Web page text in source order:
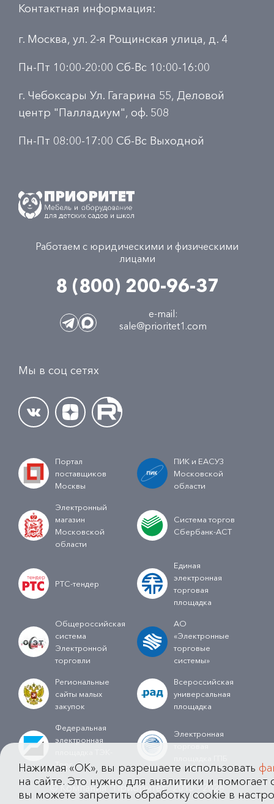
Контактная информация:
г. Москва, ул. 2-я Рощинская улица, д. 4
Пн-Пт 10:00-20:00 Сб-Вс 10:00-16:00
г. Чебоксары Ул. Гагарина 55, Деловой
центр "Палладиум", оф. 508
Пн-Пт 08:00-17:00 Сб-Вс Выходной
Работаем с юридическими и физическими
лицами
8 (800) 200-96-37
e-mail:
sale@prioritet1.com
Мы в соц сетях
Портал
поставщиков
Москвы
ПИК и ЕАСУЗ
Московской
области
Электронный
магазин
Московской
области
Система торгов
Сбербанк-АСТ
РТС-тендер
Единая
электронная
торговая
площадка
Общероссийская
система
Электронной
торговли
АО
«Электронные
торговые
системы»
Региональные
сайты малых
закупок
Всероссийская
универсальная
площадка
Федеральная
электронная
Торг
Электронная
торговая
© Компания "Приоритет" 2013 - 2026
Нажимая «OK», вы разрешаете использовать
на сайте. Это нужно для аналитики и помогает
вы можете запретить обработку cookie в